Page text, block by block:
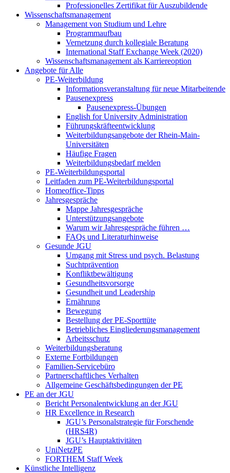
Professionelles Zertifikat für Auszubildende
Wissenschaftsmanagement
Management von Studium und Lehre
Programmaufbau
Vernetzung durch kollegiale Beratung
International Staff Exchange Week (2020)
Wissenschaftsmanagement als Karriereoption
Angebote für Alle
PE-Weiterbildung
Informationsveranstaltung für neue Mitarbeitende
Pausenexpress
Pausenexpress-Übungen
English for University Administration
Führungskräfteentwicklung
Weiterbildungsangebote der Rhein-Main-
Universitäten
Häufige Fragen
Weiterbildungsbedarf melden
PE-Weiterbildungsportal
Leitfaden zum PE-Weiterbildungsportal
Homeoffice-Tipps
Jahresgespräche
Mappe Jahresgespräche
Unterstützungsangebote
Warum wir Jahresgespräche führen …
FAQs und Literaturhinweise
Gesunde JGU
Umgang mit Stress und psych. Belastung
Suchtprävention
Konfliktbewältigung
Gesundheitsvorsorge
Gesundheit und Leadership
Ernährung
Bewegung
Bestellung der PE-Sporttüte
Betriebliches Eingliederungsmanagement
Arbeitsschutz
Weiterbildungsberatung
Externe Fortbildungen
Familien-Servicebüro
Partnerschaftliches Verhalten
Allgemeine Geschäftsbedingungen der PE
PE an der JGU
Bericht Personalentwicklung an der JGU
HR Excellence in Research
JGU’s Personalstrategie für Forschende
(HRS4R)
JGU’s Hauptaktivitäten
UniNetzPE
FORTHEM Staff Week
Künstliche Intelligenz